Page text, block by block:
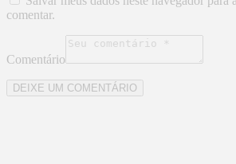
comentar.
Comentário